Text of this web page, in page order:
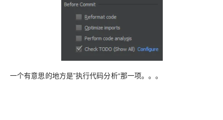
一个有意思的地方是”执行代码分析“那一项。。。